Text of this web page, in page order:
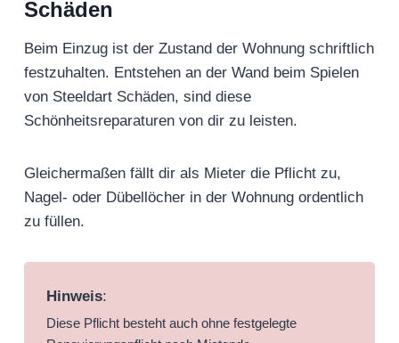
Schäden
Beim Einzug ist der Zustand der Wohnung schriftlich
festzuhalten. Entstehen an der Wand beim Spielen
von Steeldart Schäden, sind diese
Schönheitsreparaturen von dir zu leisten.
Gleichermaßen fällt dir als Mieter die Pflicht zu,
Nagel- oder Dübellöcher in der Wohnung ordentlich
zu füllen.
Hinweis:
Diese Pflicht besteht auch ohne festgelegte